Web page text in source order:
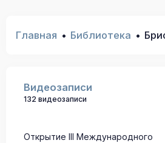
Главная Библиотека
Видеозаписи
132 видеозаписи
Открытие III Международного